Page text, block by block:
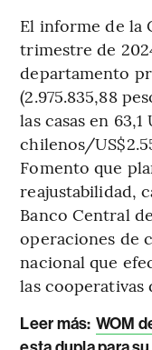
El informe de la
trimestre de
departamento
(2.975.835,88
las casas en 63,1
chilenos/
Fomento que
reajustabilidad,
Banco Central
operaciones de
nacional que
las
Leer más: WOM